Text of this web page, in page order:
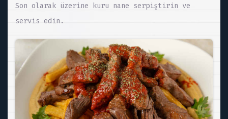
Son olarak üzerine kuru nane serpiştirin ve
servis edin.